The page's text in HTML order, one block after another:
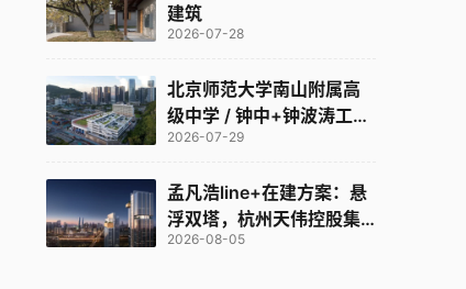
建筑
2026-07-28
北京师范大学南山附属高
级中学 / 钟中+钟波涛工作
室
2026-07-29
孟凡浩line+在建方案：悬
浮双塔，杭州天伟控股集
团总部
2026-08-05